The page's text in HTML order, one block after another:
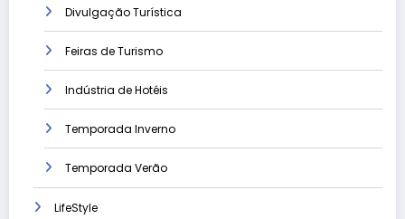
Divulgação Turística
Feiras de Turismo
Indústria de Hotéis
Temporada Inverno
Temporada Verão
LifeStyle